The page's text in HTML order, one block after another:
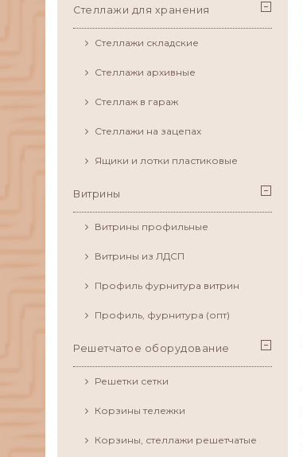
Стеллажи для хранения
Стеллажи складские
Стеллажи архивные
Стеллаж в гараж
Стеллажи на зацепах
Ящики и лотки пластиковые
Витрины
Витрины профильные
Витрины из ЛДСП
Профиль фурнитура витрин
Профиль, фурнитура (опт)
Решетчатое оборудование
Решетки сетки
Корзины тележки
Корзины, стеллажи решетчатые